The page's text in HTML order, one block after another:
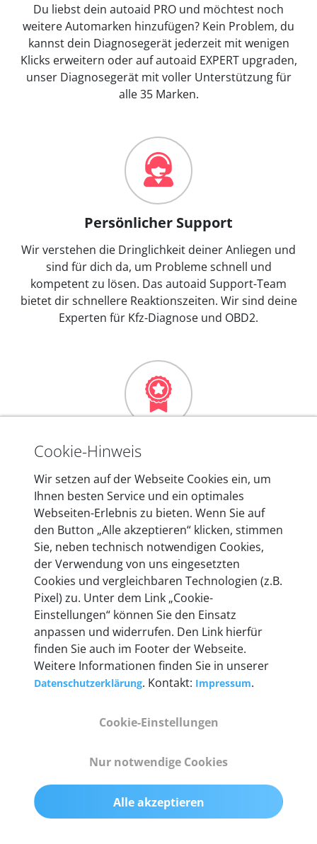
Du liebst dein autoaid PRO und möchtest noch
weitere Automarken hinzufügen? Kein Problem, du
kannst dein Diagnosegerät jederzeit mit wenigen
Klicks erweitern oder auf autoaid EXPERT upgraden,
unser Diagnosegerät mit voller Unterstützung für
alle 35 Marken.
Persönlicher Support
Wir verstehen die Dringlichkeit deiner Anliegen und
sind für dich da, um Probleme schnell und
kompetent zu lösen. Das autoaid Support-Team
bietet dir schnellere Reaktionszeiten. Wir sind deine
Experten für Kfz-Diagnose und OBD2.
Mehr als 10 Jahre Erfahrung
In den Kfz-Diagnosegeräten von autoaid stecken
mehr als 10 Jahre Erfahrung, und auch in Zukunft
entwickeln wir unsere Produkte am Standort in
Berlin laufend weiter. Auf diese Qualität vertrauen
heute mehr als 60.000 Privatkunden und
Unternehmen.
Technische Details &
Lieferumfang
Abmessungen
Gewicht
200 g
Cookie-Hinweis
Wir setzen auf der Webseite Cookies ein, um
Ihnen besten Service und ein optimales
Webseiten-Erlebnis zu bieten. Wenn Sie auf
den Button „Alle akzeptieren“ klicken, stimmen
Sie, neben technisch notwendigen Cookies,
der Verwendung von uns eingesetzten
Cookies und vergleichbaren Technologien (z.B.
Pixel) zu. Unter dem Link „Cookie-
Einstellungen“ können Sie den Einsatz
anpassen und widerrufen. Den Link hierfür
finden Sie auch im Footer der Webseite.
Weitere Informationen finden Sie in unserer
Datenschutzerklärung. Kontakt: Impressum.
Cookie-Einstellungen
Nur notwendige Cookies
Alle akzeptieren